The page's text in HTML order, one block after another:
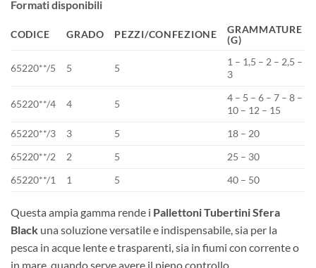
Formati disponibili
CODICE GRADO PEZZI/CONFEZIONE
GRAMMATURE
(G)
65220**/5 5 5
1 – 1,5 – 2 – 2,5 –
3
65220**/4 4 5
4 – 5 – 6 – 7 – 8 –
10 – 12 – 15
65220**/3
3 5
18 – 20
65220**/2
2 5
25 – 30
65220**/1
1 5 40 – 50
Questa ampia gamma rende i Pallettoni Tubertini Sfera
Black una soluzione versatile e indispensabile, sia per la
pesca in acque lente e trasparenti, sia in fiumi con corrente o
in mare, quando serve avere il pieno controllo